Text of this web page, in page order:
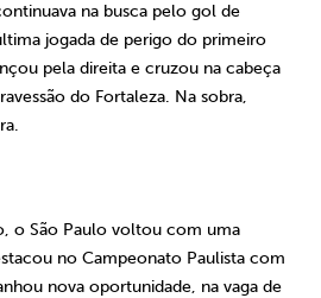
na busca pelo gol de
jogada de perigo do primeiro
pela direita e cruzou na cabeça
do Fortaleza. Na sobra,
o São Paulo voltou com uma
no Campeonato Paulista com
nova oportunidade, na vaga de